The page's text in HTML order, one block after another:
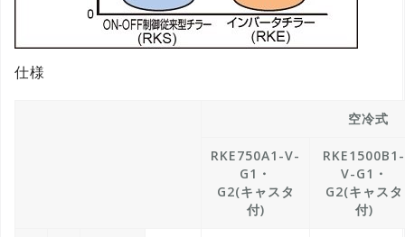
仕様
空冷式
RKE750A1-V-
G1・
G2(キャスタ
付)
RKE1500B1-
V-G1・
G2(キャスタ
付)